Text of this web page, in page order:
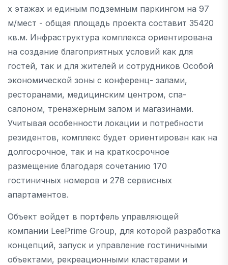
х этажах и единым подземным паркингом на 97
м/мест - общая площадь проекта составит 35420
кв.м. Инфраструктура комплекса ориентирована
на создание благоприятных условий как для
гостей, так и для жителей и сотрудников Особой
экономической зоны с конференц- залами,
ресторанами, медицинским центром, спа-
салоном, тренажерным залом и магазинами.
Учитывая особенности локации и потребности
резидентов, комплекс будет ориентирован как на
долгосрочное, так и на краткосрочное
размещение благодаря сочетанию 170
гостиничных номеров и 278 сервисных
апартаментов.
Объект войдет в портфель управляющей
компании LeePrime Group, для которой разработка
концепций, запуск и управление гостиничными
объектами, рекреационными кластерами и